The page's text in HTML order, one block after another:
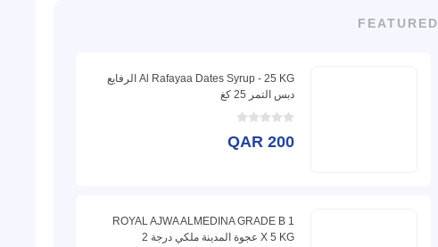
FEATURED
Al Rafayaa Dates Syrup - 25 KG الرفايع
دبس التمر 25 كغ
QAR 200
ROYAL AJWA ALMEDINA GRADE B 1
X 5 KG عجوة المدينة ملكي درجة 2